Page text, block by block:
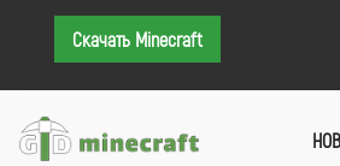
Скачать Minecraft